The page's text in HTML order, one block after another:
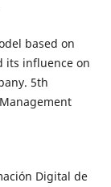
based on
its influence on
5th
Digital de